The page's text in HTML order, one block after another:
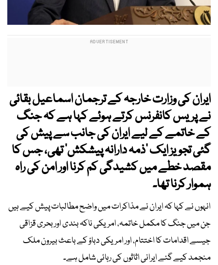
ایران کی وزارت خارجہ کے ترجمان اسماعیل بقائی
نے پریس کانفرنس کرتے ہوئے کہا ہے کہ جنگ
کے خاتمے کے لیے ایران کی جانب سے پیش کی
گئی تجویز ایک ’ذمہ دارانہ پیشکش‘ تھی، جس کا
مقصد خطے میں کشیدگی کم کرنا اور امن کی راہ
ہموار کرنا تھا۔
انہوں نے کہا کہ ایران نے مذاکرات میں واضح مطالبات پیش کیے ہیں
جن میں جنگ کا مکمل خاتمہ، امریکی ناکہ بندی اور بحری قزاقی
جیسے اقدامات کا اختتام، اور امریکی دباؤ کے باعث بیرون ملک
منجمد کیے گئے ایرانی اثاثوں کی رہائی شامل ہے۔